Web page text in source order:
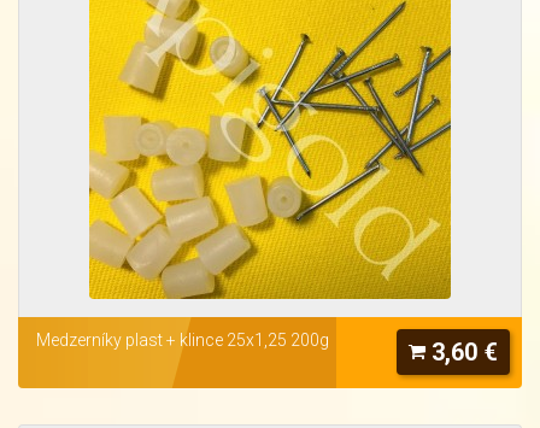
3,60 €
Medzerníky plast + klince 25x1,25 200g